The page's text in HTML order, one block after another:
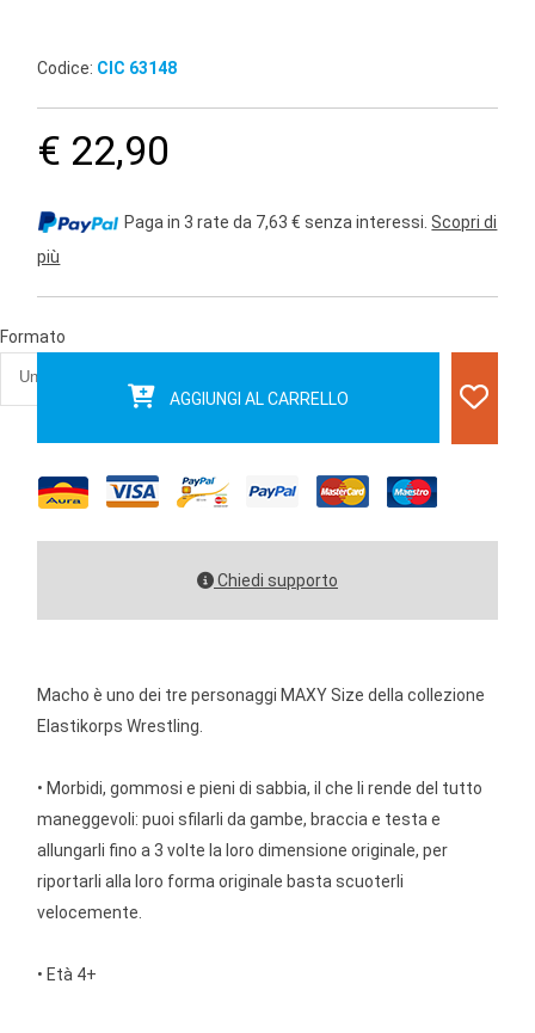
Codice: CIC 63148
€ 22,90
Paga in 3 rate da 7,63 € senza interessi.Scopri di
più
Formato
AGGIUNGI AL CARRELLO
Chiedi supporto
Macho è uno dei tre personaggi MAXY Size della collezione
Elastikorps Wrestling.
• Morbidi, gommosi e pieni di sabbia, il che li rende del tutto
maneggevoli: puoi sfilarli da gambe, braccia e testa e
allungarli fino a 3 volte la loro dimensione originale, per
riportarli alla loro forma originale basta scuoterli
velocemente.
• Età 4+